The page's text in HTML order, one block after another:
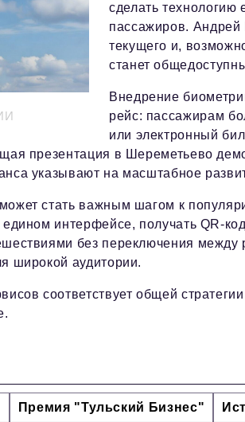
сделать технологию
пассажиров. Андрей
текущего и,
станет
Внедрение
рейс: пассажирам
или электронный
презентация в Шереметьево
указывают на масштабное
стать важным шагом к
интерфейсе, получать
без переключения
широкой аудитории.
соответствует общей
Премия "Тульский Бизнес"